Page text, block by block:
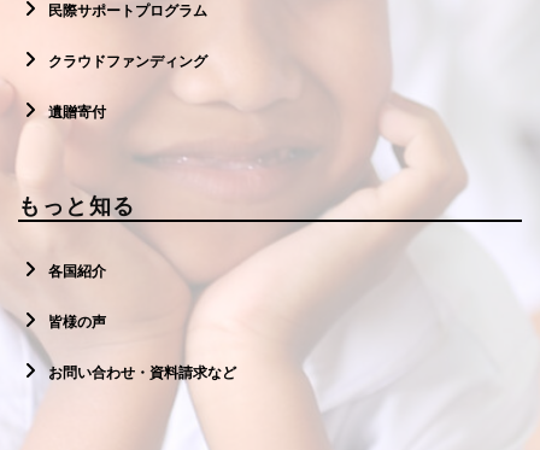
民際サポートプログラム
クラウドファンディング
遺贈寄付
もっと知る
各国紹介
皆様の声
お問い合わせ・資料請求など